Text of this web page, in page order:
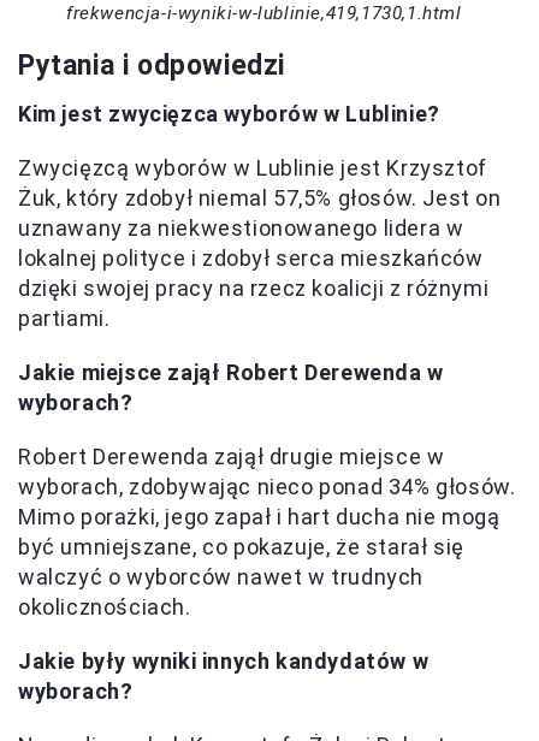
frekwencja-i-wyniki-w-lublinie,419,1730,1.html
Pytania i odpowiedzi
Kim jest zwycięzca wyborów w Lublinie?
Zwycięzcą wyborów w Lublinie jest Krzysztof
Żuk, który zdobył niemal 57,5% głosów. Jest on
uznawany za niekwestionowanego lidera w
lokalnej polityce i zdobył serca mieszkańców
dzięki swojej pracy na rzecz koalicji z różnymi
partiami.
Jakie miejsce zajął Robert Derewenda w
wyborach?
Robert Derewenda zajął drugie miejsce w
wyborach, zdobywając nieco ponad 34% głosów.
Mimo porażki, jego zapał i hart ducha nie mogą
być umniejszane, co pokazuje, że starał się
walczyć o wyborców nawet w trudnych
okolicznościach.
Jakie były wyniki innych kandydatów w
wyborach?